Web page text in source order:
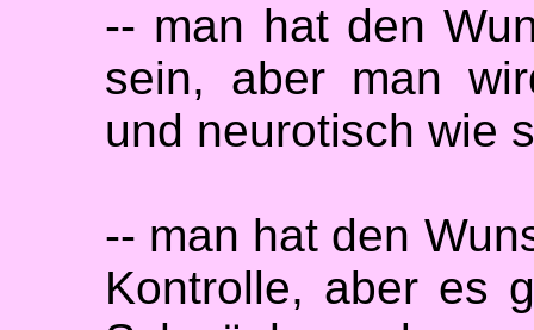
-- man hat den
sein, aber man
und neurotisch wie
-- man hat den
Kontrolle, aber es